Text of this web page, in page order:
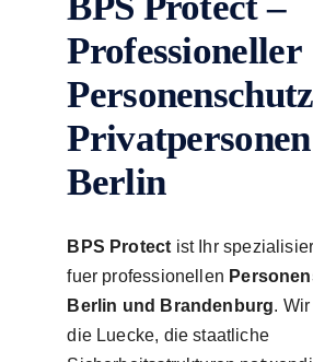
Professioneller
Berlin
BPS Protect ist Ihr
fuer professionellen
Berlin und Brandenburg.
die Luecke, die staatliche